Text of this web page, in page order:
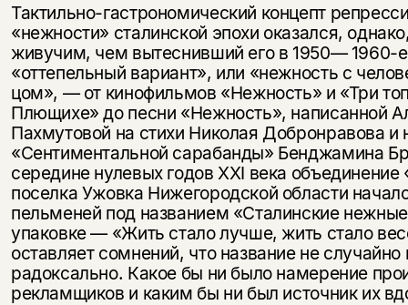
Тактильно-гастрономический концепт
«нежности» сталин­ской эпохи оказался,
живучим, чем вытеснивший его в 1950— 1960-
«оттепельный вариант», или «нежность с
цом», — от кинофильмов «Нежность» и «Три
Плющихе» до песни «Нежность», написанной
Пахмутовой на стихи Николая Доб­ронравова и
«Сентиментальной сарабанды» Бенджамина
середине нулевых годов XXI века объединение
поселка Ужовка Нижегородской области
пельменей под назва­нием «Сталинские
упаковке — «Жить стало лучше, жить стало
оставляет сомнений, что название не
радоксально. Какое бы ни было намерение
рекламщиков и каким бы ни был источник их